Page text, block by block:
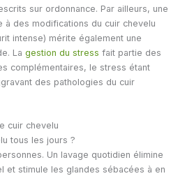
sur ordonnance. Par ailleurs, une
à des modifications du cuir chevelu
intense) mérite également une
La gestion du stress fait partie des
complémentaires, le stress étant
des pathologies du cuir
cuir chevelu
tous les jours ?
Un lavage quotidien élimine
et stimule les glandes sébacées à en